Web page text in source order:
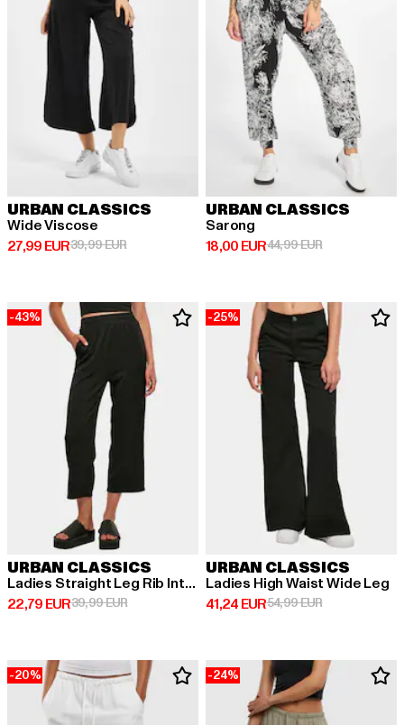
URBAN CLASSICS
Wide Viscose
27,99 EUR
Derzeitiger Preis: 27,99 EUR
39,99 EURAktionspreis: 39,99 EUR
URBAN CLASSICS
Sarong
18,00 EUR
Derzeitiger Preis: 18,00 EUR
44,99 EURAktionspreis:
-43%
URBAN CLASSICS
Ladies Straight Leg Rib Interlock
22,79 EUR
Derzeitiger Preis: 22,79 EUR
39,99 EURAktionspreis: 39,99 EUR
-25%
URBAN CLASSICS
Ladies High Waist Wide Leg
41,24 EUR
Derzeitiger Preis: 41,24 EUR
54,99 EURAktionspreis:
-20% -24%